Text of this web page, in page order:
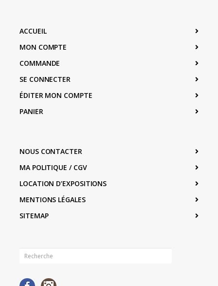
ACCUEIL
MON COMPTE
COMMANDE
SE CONNECTER
ÉDITER MON COMPTE
PANIER
NOUS CONTACTER
MA POLITIQUE / CGV
LOCATION D’EXPOSITIONS
MENTIONS LÉGALES
SITEMAP